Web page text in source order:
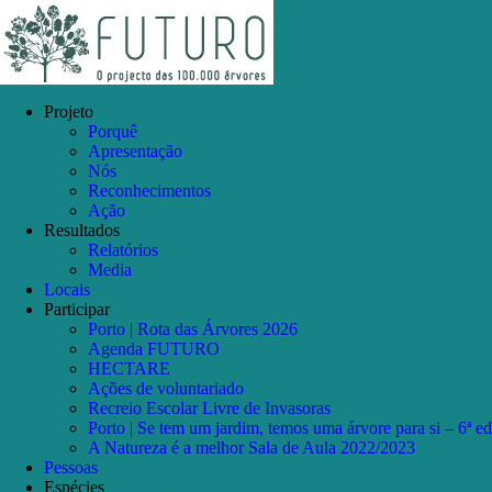
to
content
Facebook
Instagram
YouTube
Projeto
Porquê
Apresentação
Nós
Reconhecimentos
Ação
Resultados
Relatórios
Media
Locais
Participar
Porto | Rota das Árvores 2026
Agenda FUTURO
HECTARE
Ações de voluntariado
Recreio Escolar Livre de Invasoras
Porto | Se tem um jardim, temos uma árvore para si – 6ª
A Natureza é a melhor Sala de Aula 2022/2023
Pessoas
Espécies